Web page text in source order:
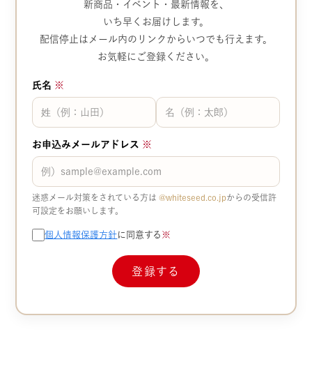
新商品・イベント・最新情報を、
いち早くお届けします。
配信停止はメール内のリンクから いつでも行えます。
お気軽にご登録ください。
氏名 ※
お申込みメールアドレス ※
迷惑メール対策をされている方は@whiteseed.co.jp​​からの受信許
可設定をお願いします。
個人情報保護方針に同意する ※